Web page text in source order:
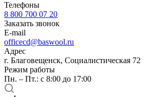
Телефоны
8 800 700 07 20
Заказать звонок
E-mail
officecd@baswool.ru
Адрес
г. Благовещенск, Социалистическая 72
Режим работы
Пн. – Пт.: с 8:00 до 17:00